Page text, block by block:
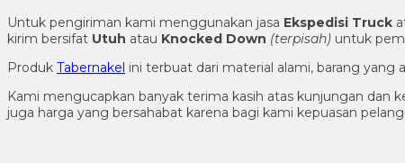
Untuk pengiriman kami menggunakan jasa Ekspedisi Truck
kirim bersifat Utuh atau Knocked Down (terpisah) untuk
Produk Tabernakel ini terbuat dari material alami, barang
Kami mengucapkan banyak terima kasih atas kunjungan dan
juga harga yang bersahabat karena bagi kami kepuasan